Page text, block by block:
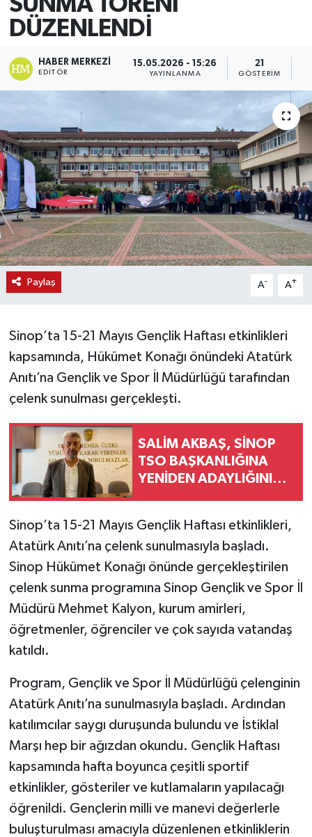
DÜZENLENDİ
HABER MERKEZI
EDITÖR
15.05.2026 - 15:26
YAYINLANMA
21
GÖSTERIM
Paylaş A- A+
Sinop’ta 15-21 Mayıs Gençlik Haftası etkinlikleri
kapsamında, Hükümet Konağı önündeki Atatürk
Anıtı’na Gençlik ve Spor İl Müdürlüğü tarafından
çelenk sunulması gerçekleşti.
SALİM AKBAŞ, SİNOP
TSO BAŞKANLIĞINA
YENİDEN ADAYLIĞINI
Sinop’ta 15-21 Mayıs Gençlik Haftası etkinlikleri,
Atatürk Anıtı’na çelenk sunulmasıyla başladı.
Sinop Hükümet Konağı önünde gerçekleştirilen
çelenk sunma programına Sinop Gençlik ve Spor İl
Müdürü Mehmet Kalyon, kurum amirleri,
öğretmenler, öğrenciler ve çok sayıda vatandaş
katıldı.
Program, Gençlik ve Spor İl Müdürlüğü çelenginin
Atatürk Anıtı’na sunulmasıyla başladı. Ardından
katılımcılar saygı duruşunda bulundu ve İstiklal
Marşı hep bir ağızdan okundu. Gençlik Haftası
kapsamında hafta boyunca çeşitli sportif
etkinlikler, gösteriler ve kutlamaların yapılacağı
öğrenildi. Gençlerin milli ve manevi değerlerle
buluşturulması amacıyla düzenlenen etkinliklerin